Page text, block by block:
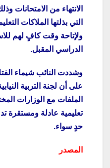
الانتهاء من الامتحانات
التي بذلتها الملاكات
ولإتاحة وقت كافٍ لهم
الدراسي المقبل.
وشددت النائب شيماء
على أن لجنة التربية
الملفات مع الوزارات
تعليمية عادلة ومستقرة
حدٍ سواء.
المصدر